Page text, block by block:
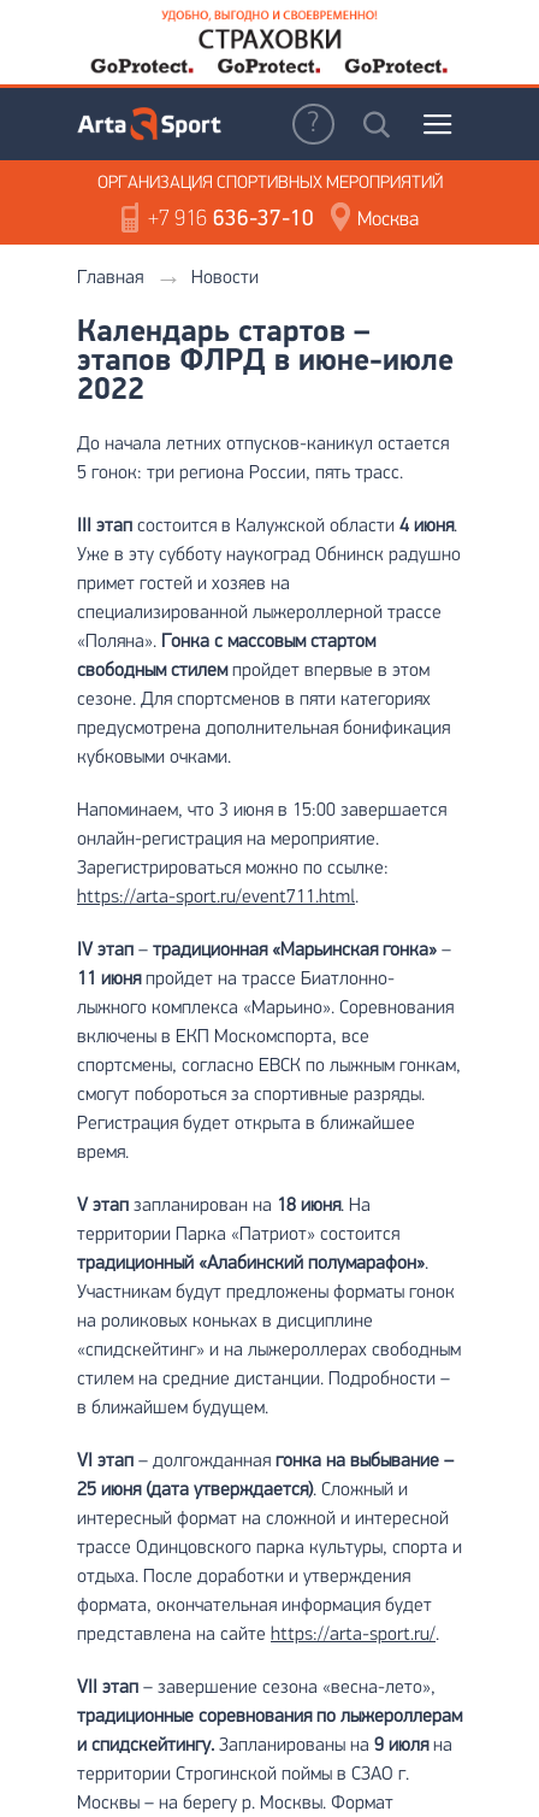
ОРГАНИЗАЦИЯ СПОРТИВНЫХ МЕРОПРИЯТИЙ
+7 916636-37-10 Москва
Главная Новости
Календарь стартов –
этапов ФЛРД в июне-июле
2022
До начала летних отпусков-каникул остается
5 гонок: три региона России, пять трасс.
III этап состоится в Калужской области 4 июня.
Уже в эту субботу наукоград Обнинск радушно
примет гостей и хозяев на
специализированной лыжероллерной трассе
«Поляна». Гонка с массовым стартом
свободным стилемпройдет впервые в этом
сезоне. Для спортсменов в пяти категориях
предусмотрена дополнительная бонификация
кубковыми очками.
Напоминаем, что 3 июня в 15:00 завершается
онлайн-регистрация на мероприятие.
Зарегистрироваться можно по ссылке:
https://arta-sport.ru/event711.html.
IV этап – традиционная «Марьинская гонка» –
11 июняпройдет на трассе Биатлонно-
лыжного комплекса «Марьино». Соревнования
включены в ЕКП Москомспорта, все
спортсмены, согласно ЕВСК по лыжным гонкам,
смогут побороться за спортивные разряды.
Регистрация будет открыта в ближайшее
время.
V этап запланирован на 18 июня. На
территории Парка «Патриот» состоится
традиционный «Алабинский полумарафон».
Участникам будут предложены форматы гонок
на роликовых коньках в дисциплине
«спидскейтинг» и на лыжероллерах свободным
стилем на средние дистанции. Подробности –
в ближайшем будущем.
VI этап – долгожданная гонка на выбывание –
25 июня (дата утверждается). Сложный и
интересный формат на сложной и интересной
трассе Одинцовского парка культуры, спорта и
отдыха. После доработки и утверждения
формата, окончательная информация будет
представлена на сайте https://arta-sport.ru/.
VII этап – завершение сезона «весна-лето»,
традиционные соревнования по лыжероллерам
и спидскейтингу. Запланированы на 9 июляна
территории Строгинской поймы в СЗАО г.
Москвы – на берегу р. Москвы. Формат